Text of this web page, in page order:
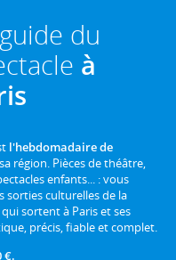
du
à
l'hebdomadaire de
région. Pièces de théâtre,
enfants... : vous
sorties culturelles de la
sortent à Paris et ses
précis, fiable et complet.
€.